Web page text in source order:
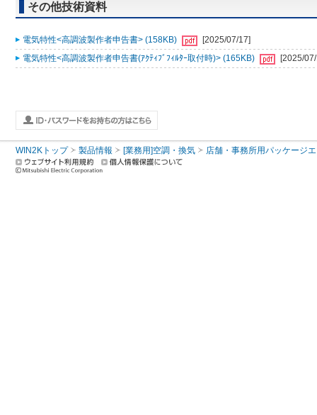
その他技術資料
電気特性<高調波製作者申告書> (158KB)
[2025/07/17]
電気特性<高調波製作者申告書(ｱｸﾃｨﾌﾞﾌｨﾙﾀｰ取付時)> (165KB)
[2025/
WIN2Kトップ 製品情報 [業務用]空調・換気 店舗・事務所用パッケージ